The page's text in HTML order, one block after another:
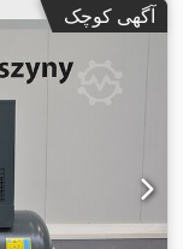
آگهی کوچک